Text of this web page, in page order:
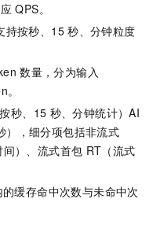
QPS。
持按秒、15 秒、分钟粒度
数量，分为输入
秒、15 秒、分钟统计）AI
），细分项包括非流式
）、流式首包 RT（流式
的缓存命中次数与未命中次